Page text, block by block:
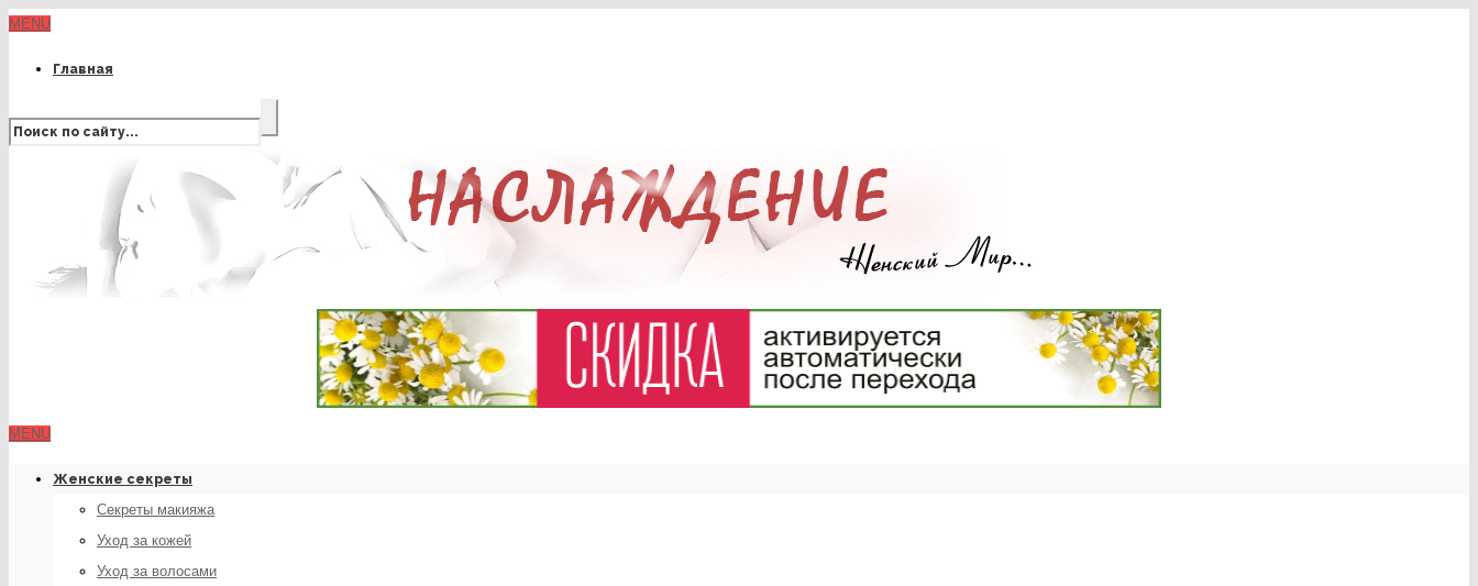
MENU
Главная
MENU
Женские секреты
Секреты макияжа
Уход за кожей
Уход за волосами